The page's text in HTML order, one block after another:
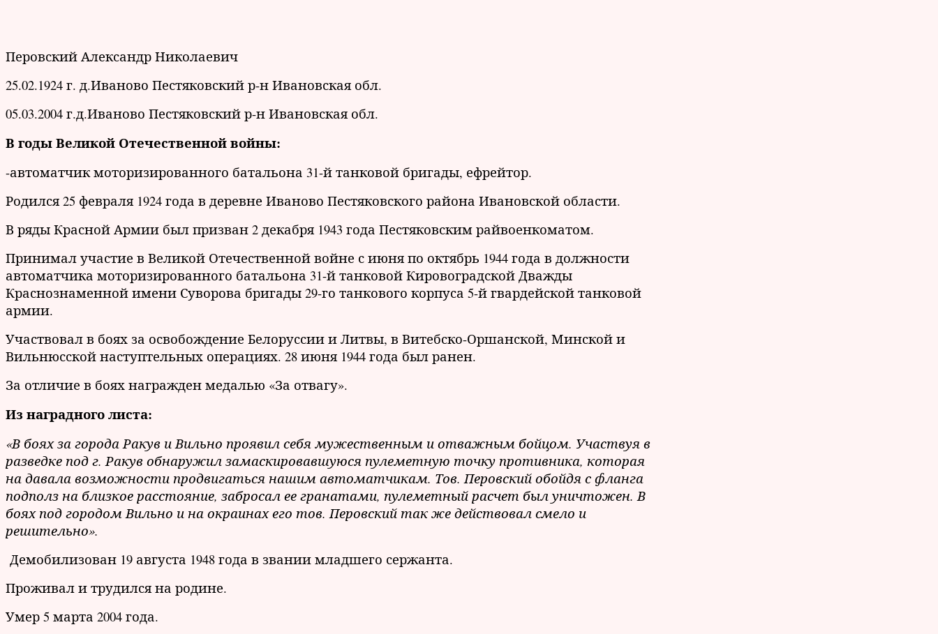
Перовский Александр Николаевич
25.02.1924 г. д.Иваново Пестяковский р-н Ивановская обл.
05.03.2004 г.д.Иваново Пестяковский р-н Ивановская обл.
В годы Великой Отечественной войны:
-автоматчик моторизированного батальона 31-й танковой бригады, ефрейтор.
Родился 25 февраля 1924 года в деревне Иваново Пестяковского района Ивановской области.
В ряды Красной Армии был призван 2 декабря 1943 года Пестяковским райвоенкоматом.
Принимал участие в Великой Отечественной войне с июня по октябрь 1944 года в должности
автоматчика моторизированного батальона 31-й танковой Кировоградской Дважды
Краснознаменной имени Суворова бригады 29-го танкового корпуса 5-й гвардейской танковой
армии.
Участвовал в боях за освобождение Белоруссии и Литвы, в Витебско-Оршанской, Минской и
Вильнюсской наступтельных операциях. 28 июня 1944 года был ранен.
За отличие в боях награжден медалью «За отвагу».
Из наградного листа:
«В боях за города Ракув и Вильно проявил себя мужественным и отважным бойцом. Участвуя в
разведке под г. Ракув обнаружил замаскировавшуюся пулеметную точку противника, которая
на давала возможности продвигаться нашим автоматчикам. Тов. Перовский обойдя с фланга
подполз на близкое расстояние, забросал ее гранатами, пулеметный расчет был уничтожен. В
боях под городом Вильно и на окраинах его тов. Перовский так же действовал смело и
решительно».
Демобилизован 19 августа 1948 года в звании младшего сержанта.
Проживал и трудился на родине.
Умер 5 марта 2004 года.